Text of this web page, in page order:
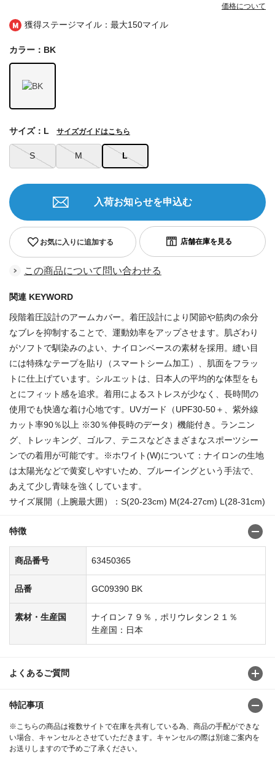
獲得ステージマイル：最大150マイル
価格について
カラー：BK
S M L
サイズ：L サイズガイドはこちら
お気に入りに追加する
入荷お知らせを申込む
この商品について問い合わせる
関連 KEYWORD
段階着圧設計のアームカバー。着圧設計により関節や筋肉の余分
なブレを抑制することで、運動効率をアップさせます。肌ざわり
がソフトで馴染みのよい、ナイロンベースの素材を採用。縫い目
には特殊なテープを貼り（スマートシーム加工）、肌面をフラッ
トに仕上げています。シルエットは、日本人の平均的な体型をも
とにフィット感を追求。着用によるストレスが少なく、長時間の
使用でも快適な着け心地です。UVガード（UPF30-50＋、紫外線
カット率90％以上 ※30％伸長時のデータ）機能付き。ランニン
グ、トレッキング、ゴルフ、テニスなどさまざまなスポーツシー
ンでの着用が可能です。※ホワイト(W)について：ナイロンの生地
は太陽光などで黄変しやすいため、ブルーイングという手法で、
あえて少し青味を強くしています。
サイズ展開（上腕最大囲）：S(20-23cm) M(24-27cm) L(28-31cm)
特徴
商品番号 63450365
品番 GC09390 BK
素材・生産国
ナイロン７９％，ポリウレタン２１％
生産国：日本
よくあるご質問
特記事項
※こちらの商品は複数サイトで在庫を共有している為、商品の手配ができな
い場合、キャンセルとさせていただきます。キャンセルの際は別途ご案内を
お送りしますので予めご了承ください。